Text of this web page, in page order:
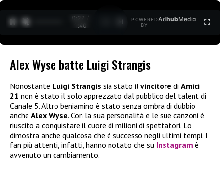
0:27 /
1:40
POWERED
BY
AdhubMedia
Alex Wyse batte Luigi Strangis
Nonostante Luigi Strangis sia stato il vincitore di Amici
21 non è stato il solo apprezzato dal pubblico del talent di
Canale 5. Altro beniamino è stato senza ombra di dubbio
anche Alex Wyse. Con la sua personalità e le sue canzoni è
riuscito a conquistare il cuore di milioni di spettatori. Lo
dimostra anche qualcosa che è successo negli ultimi tempi. I
fan più attenti, infatti, hanno notato che su Instagram è
avvenuto un cambiamento.